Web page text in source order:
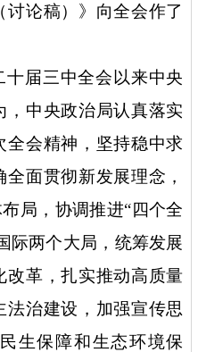
论稿）》向全会作了
届三中全会以来中央
，中央政治局认真落实
全会精神，坚持稳中求
面贯彻新发展理念，
局，协调推进“四个全
际两个大局，统筹发展
改革，扎实推动高质量
法治建设，加强宣传思
生保障和生态环境保